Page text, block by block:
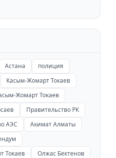
Астана
полиция
Касым-Жомарт Токаев
Жомарт Токаев
Правительство РК
АЭС
Акимат Алматы
Токаев
Олжас Бектенов